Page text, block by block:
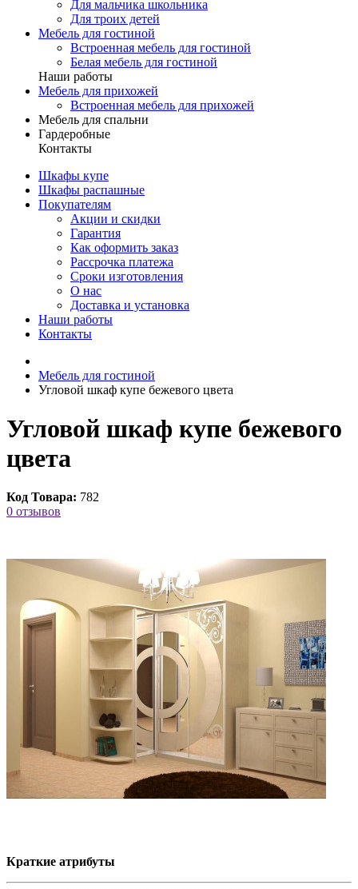
Для мальчика школьника
Для троих детей
Мебель для гостиной
Встроенная мебель для гостиной
Белая мебель для гостиной
Наши работы
Мебель для прихожей
Встроенная мебель для прихожей
Мебель для спальни
Гардеробные
Контакты
Шкафы купе
Шкафы распашные
Покупателям
Акции и скидки
Гарантия
Как оформить заказ
Рассрочка платежа
Сроки изготовления
О нас
Доставка и установка
Наши работы
Контакты
Мебель для гостиной
Угловой шкаф купе бежевого цвета
Угловой шкаф купе бежевого
цвета
Код Товара: 782
0 отзывов
Краткие атрибуты